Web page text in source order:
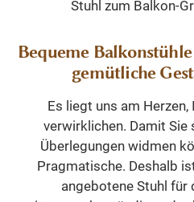
Stuhl zum Balkon-
Bequeme
gemütliche
Es liegt uns am
verwirklichen. Damit
Überlegungen widmen
Pragmatische. Deshalb
angebotene Stuhl für